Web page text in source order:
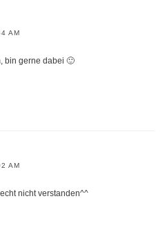
AM
bin gerne dabei 🙂
AM
nicht verstanden^^